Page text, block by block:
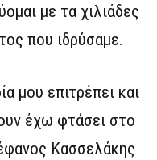
με τα χιλιάδες
που ιδρύσαμε.
μου επιτρέπει και
έχω φτάσει στο
Κασσελάκης